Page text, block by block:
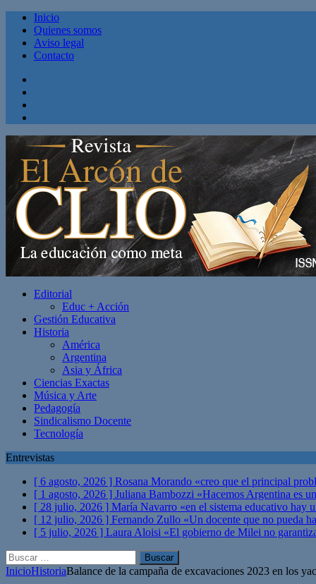
Inicio
Quienes somos
Aviso legal
Contacto
Editorial
Educ + Acción
Gestión Educativa
Historia
América
Argentina
Asia y África
Ciencias Exactas
Música y Arte
Pedagogía
Sindicalismo Docente
Tecnología
Entrevistas
[ 6 agosto, 2026 ] Rosana Morando «creo que el principal
[ 1 agosto, 2026 ] Juliana Bambozzi «Hacemos Argentina es
[ 28 julio, 2026 ] María Navarro «en el sistema educativo hay
[ 12 julio, 2026 ] Fernando Zullo «Un docente que no pueda
[ 5 julio, 2026 ] Laura Aloisi «El gobierno de Milei no
Buscar:
InicioHistoriaBalance de la campaña de excavaciones 2023 en los